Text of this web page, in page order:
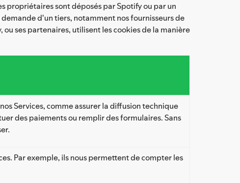
propriétaires sont déposés par Spotify ou par un
d'un tiers, notamment nos fournisseurs de
ou ses partenaires, utilisent les cookies de la manière
Services, comme assurer la diffusion technique
des paiements ou remplir des formulaires. Sans
Par exemple, ils nous permettent de compter les